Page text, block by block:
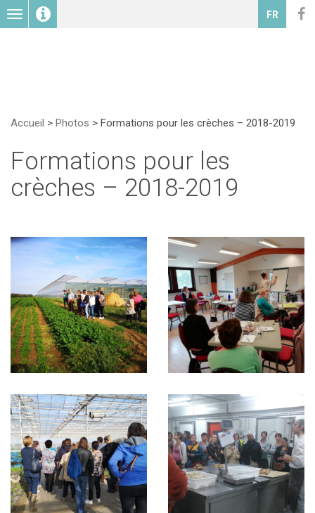
Toggle
navigation
FR
Accueil > Photos > Formations pour les crèches – 2018-2019
Formations pour les
crèches – 2018-2019